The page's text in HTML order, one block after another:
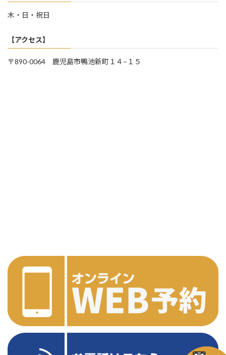
木・日・祝日
【アクセス】
〒890-0064 鹿児島市鴨池新町１４−１５